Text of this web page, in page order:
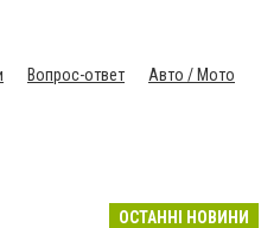
Вопрос-ответ
Авто / Мото
ОСТАННІ НОВИНИ